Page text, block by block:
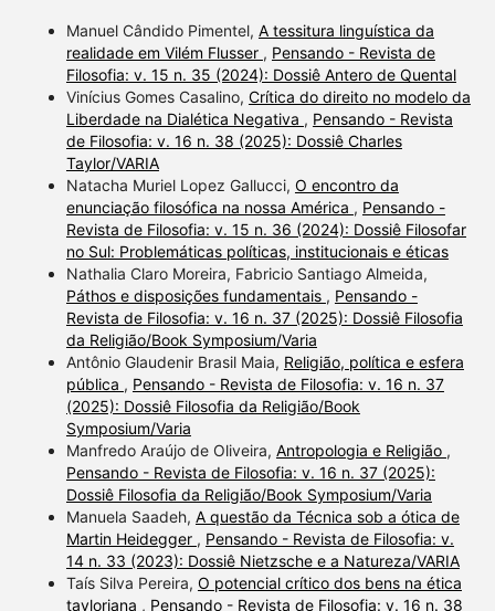
Manuel Cândido Pimentel, A tessitura linguística da
realidade em Vilém Flusser , Pensando - Revista de
Filosofia: v. 15 n. 35 (2024): Dossiê Antero de Quental
Vinícius Gomes Casalino, Crítica do direito no modelo da
Liberdade na Dialética Negativa , Pensando - Revista
de Filosofia: v. 16 n. 38 (2025): Dossiê Charles
Taylor/VARIA
Natacha Muriel Lopez Gallucci, O encontro da
enunciação filosófica na nossa América , Pensando -
Revista de Filosofia: v. 15 n. 36 (2024): Dossiê Filosofar
no Sul: Problemáticas políticas, institucionais e éticas
Nathalia Claro Moreira, Fabricio Santiago Almeida,
Páthos e disposições fundamentais , Pensando -
Revista de Filosofia: v. 16 n. 37 (2025): Dossiê Filosofia
da Religião/Book Symposium/Varia
Antônio Glaudenir Brasil Maia, Religião, política e esfera
pública , Pensando - Revista de Filosofia: v. 16 n. 37
(2025): Dossiê Filosofia da Religião/Book
Symposium/Varia
Manfredo Araújo de Oliveira, Antropologia e Religião ,
Pensando - Revista de Filosofia: v. 16 n. 37 (2025):
Dossiê Filosofia da Religião/Book Symposium/Varia
Manuela Saadeh, A questão da Técnica sob a ótica de
Martin Heidegger , Pensando - Revista de Filosofia: v.
14 n. 33 (2023): Dossiê Nietzsche e a Natureza/VARIA
Taís Silva Pereira, O potencial crítico dos bens na ética
tayloriana , Pensando - Revista de Filosofia: v. 16 n. 38